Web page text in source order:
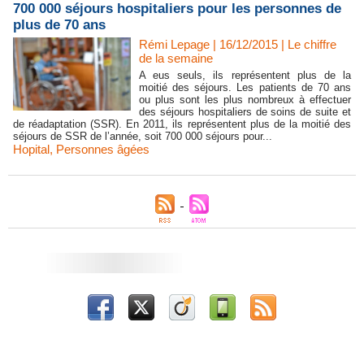
700 000 séjours hospitaliers pour les personnes de
plus de 70 ans
Rémi Lepage | 16/12/2015 | Le chiffre
de la semaine
A eus seuls, ils représentent plus de la
moitié des séjours. Les patients de 70 ans
ou plus sont les plus nombreux à effectuer
des séjours hospitaliers de soins de suite et
de réadaptation (SSR). En 2011, ils représentent plus de la moitié des
séjours de SSR de l’année, soit 700 000 séjours pour...
Hopital, Personnes âgées